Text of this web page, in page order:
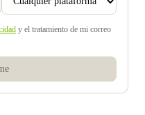
y el tratamiento de mi correo